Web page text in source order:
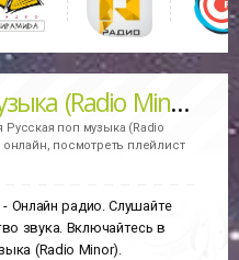
(Radio Minor)
Русская поп музыка (Radio
посмотреть плейлист
- Онлайн радио. Слушайте
звука. Включайтесь в
(Radio Minor).